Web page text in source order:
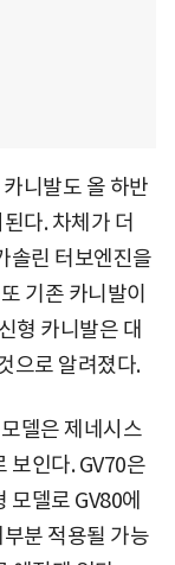
니발도 올 하반
다. 차체가 더
솔린 터보엔진을
기존 카니발이
형 카니발은 대
으로 알려졌다.
델은 제네시스
보인다. GV70은
모델로 GV80에
분 적용될 가능